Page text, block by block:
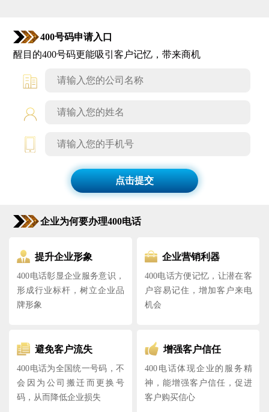
400号码申请入口
醒目的400号码更能吸引客户记忆，带来商机
点击提交
企业为何要办理400电话
提升企业形象
400电话彰显企业服务意识，
形成行业标杆，树立企业品
牌形象
企业营销利器
400电话方便记忆，让潜在客
户容易记住，增加客户来电
机会
避免客户流失
400电话为全国统一号码，不
会因为公司搬迁而更换号
码，从而降低企业损失
增强客户信任
400电话体现企业的服务精
神，能增强客户信任，促进
客户购买信心